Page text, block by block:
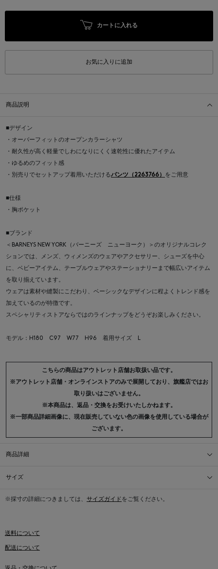
カートに入れる
お気に入りに追加
商品説明
■デザイン
・オーバーフィットのオープンカラーシャツ
・耐久性が高く軽量でしわになりにくく速乾性に優れたアイテム
・ゆるめのフィット感
・別売りでセットアップ着用いただけるパンツ（2263766） をご用意
■仕様
・胸ポケット
■ブランド
＜BARNEYS NEW YORK（バーニーズ ニューヨーク）＞のオリジナルコレク
ションでは、メンズ、ウィメンズのウェアやアクセサリー、シューズを中心
に、ベビーアイテム、テーブルウェアやステーショナリーまで幅広いアイテム
を取り揃えています。
ウェアは素材や縫製にこだわり、ベーシックなデザインに程よくトレンド感を
加えているのが特徴です。
スペシャリティストアならではのラインナップをどうぞお楽しみください。
モデル：H180 C97 W77 H96 着用サイズ L
こちらの商品はアウトレット店舗お取扱い品です。
※アウトレット店舗・オンラインストアのみで展開しており、旗艦店ではお
取り扱いはございません。
※本商品は、返品・交換をお受けいたしかねます。
※一部商品詳細画像に、現在販売していない色の画像を使用している場合が
ございます。
商品詳細
サイズ
※採寸の詳細につきましては、 サイズガイドをご覧ください。
送料について
配送について